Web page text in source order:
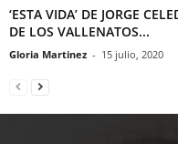
‘ESTA VIDA’ DE JORGE
DE LOS VALLENATOS...
Gloria Martinez - 15 julio, 2020